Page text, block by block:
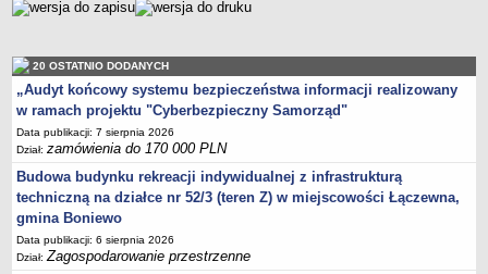
petycje
pomoc prawna
Punkt potwierdzania profilu zaufanego
Porozumienia
Infromacje w zakresie preferencyjnego paliwa stałego
ocena jakości wody
WŁADZE I STRUKTURA
Rada gminy
Urząd gminy
20 OSTATNIO DODANYCH
„Audyt końcowy systemu bezpieczeństwa informacji realizowany
w ramach projektu "Cyberbezpieczny Samorząd"
Data publikacji: 7 sierpnia 2026
Dział:zamówienia do 170 000 PLN
Budowa budynku rekreacji indywidualnej z infrastrukturą
techniczną na działce nr 52/3 (teren Z) w miejscowości Łączewna,
gmina Boniewo
Data publikacji: 6 sierpnia 2026
Dział:Zagospodarowanie przestrzenne